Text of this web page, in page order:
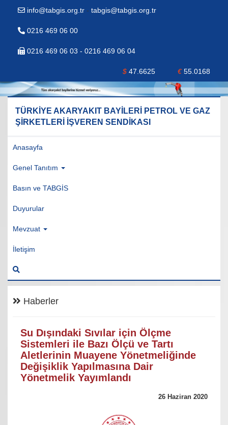
info@tabgis.org.tr - tabgis@tabgis.org.tr
0216 469 06 00
0216 469 06 03 - 0216 469 06 04
$ 47.6625 €55.0168
TÜRKİYE AKARYAKIT BAYİLERİ PETROL VE GAZ
ŞİRKETLERİ İŞVEREN SENDİKASI
Anasayfa
Genel Tanıtım
Basın ve TABGİS
Duyurular
Mevzuat
İletişim
Haberler
Su Dışındaki Sıvılar için Ölçme
Sistemleri ile Bazı Ölçü ve Tartı
Aletlerinin Muayene Yönetmeliğinde
Değişiklik Yapılmasına Dair
Yönetmelik Yayımlandı
26 Haziran 2020